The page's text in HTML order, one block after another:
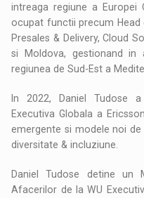
intreaga regiune a Europei
ocupat functii precum
Presales & Delivery, Cloud
si Moldova, gestionand
regiunea de Sud-Est a
In 2022, Daniel Tudose
Executiva Globala a
emergente si modele noi
diversitate & incluziune.
Daniel Tudose detine un
Afacerilor de la WU